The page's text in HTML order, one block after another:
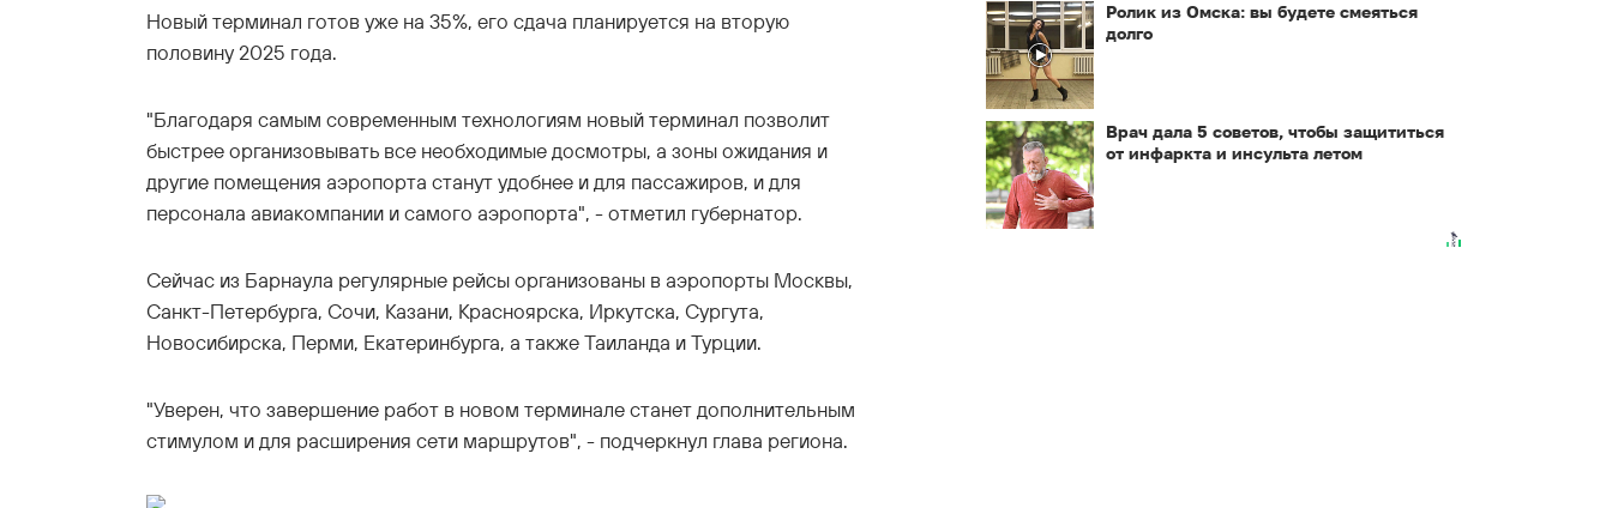
Новый терминал готов уже на 35%, его сдача планируется на вторую
половину 2025 года.
"Благодаря самым современным технологиям новый терминал позволит
быстрее организовывать все необходимые досмотры, а зоны ожидания и
другие помещения аэропорта станут удобнее и для пассажиров, и для
персонала авиакомпании и самого аэропорта", - отметил губернатор.
Сейчас из Барнаула регулярные рейсы организованы в аэропорты Москвы,
Санкт-Петербурга, Сочи, Казани, Красноярска, Иркутска, Сургута,
Новосибирска, Перми, Екатеринбурга, а также Таиланда и Турции.
"Уверен, что завершение работ в новом терминале станет дополнительным
стимулом и для расширения сети маршрутов", - подчеркнул глава региона.
Ролик из Омска: вы будете смеяться
долго
Врач дала 5 советов, чтобы защититься
от инфаркта и инсульта летом